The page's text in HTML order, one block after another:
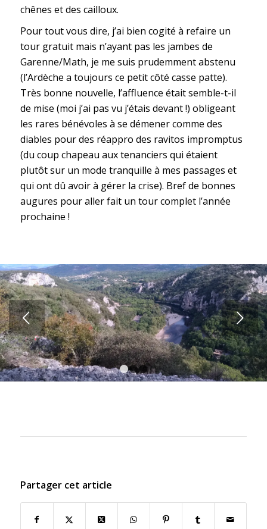
chênes et des cailloux.
Pour tout vous dire, j’ai bien cogité à refaire un
tour gratuit mais n’ayant pas les jambes de
Garenne/Math, je me suis prudemment abstenu
(l’Ardèche a toujours ce petit côté casse patte).
Très bonne nouvelle, l’affluence était semble-t-il
de mise (moi j’ai pas vu j’étais devant !) obligeant
les rares bénévoles à se démener comme des
diables pour des réappro des ravitos impromptus
(du coup chapeau aux tenanciers qui étaient
plutôt sur un mode tranquille à mes passages et
qui ont dû avoir à gérer la crise). Bref de bonnes
augures pour aller fait un tour complet l’année
prochaine !
Suivant
1 2 3
Partager cet article